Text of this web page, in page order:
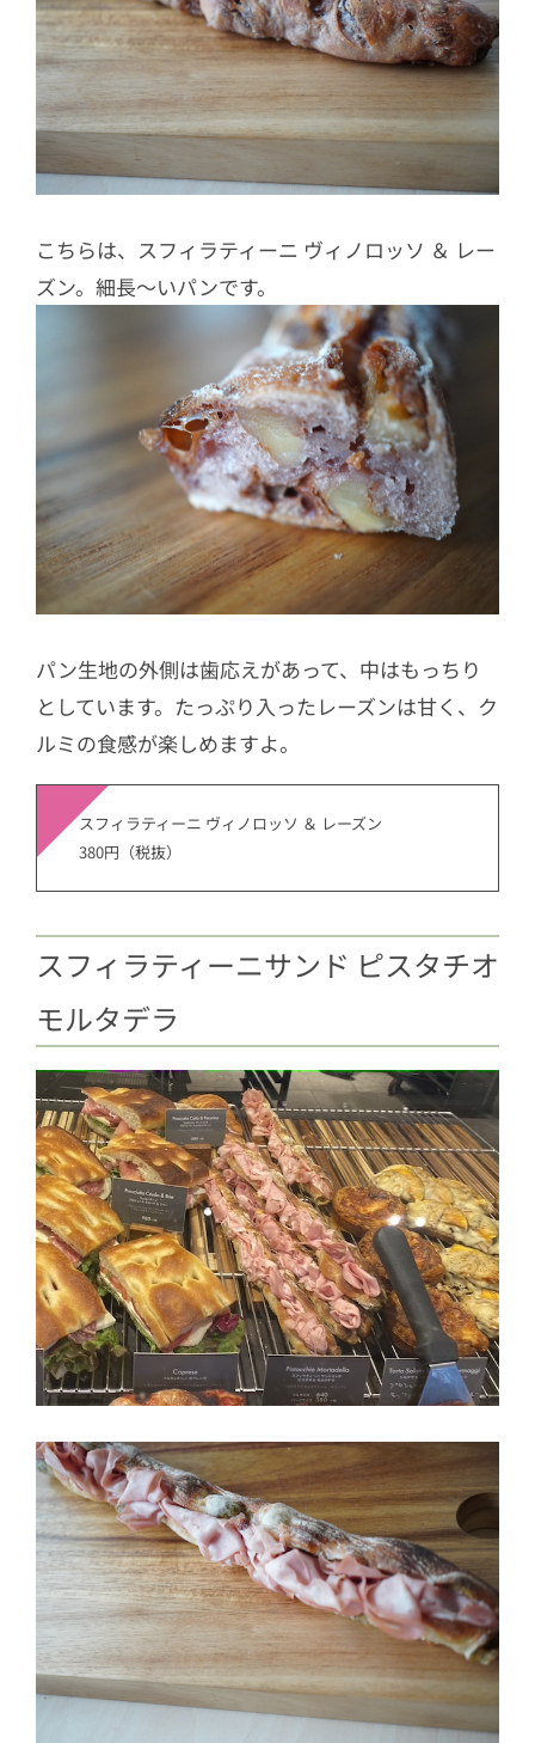
こちらは、スフィラティーニ ヴィノロッソ ＆ レー
ズン。細長〜いパンです。
パン生地の外側は歯応えがあって、中はもっちり
としています。たっぷり入ったレーズンは甘く、ク
ルミの食感が楽しめますよ。
スフィラティーニ ヴィノロッソ ＆ レーズン
380円（税抜）
スフィラティーニサンド ピスタチオ
モルタデラ